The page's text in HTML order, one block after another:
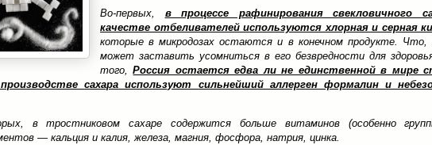
Во-первых, в процессе рафинирования свекловичного
качестве отбеливателей используются хлорная и серная
которые в микродозах остаются и в конечном продукте. Что,
может заставить усомниться в его безвредности для
того,Россия остается едва ли не единственной в мире
сахара используют сильнейший аллерген формалин и
в тростниковом сахаре содержится больше витаминов (особенно
— кальция и калия, железа, магния, фосфора, натрия, цинка.